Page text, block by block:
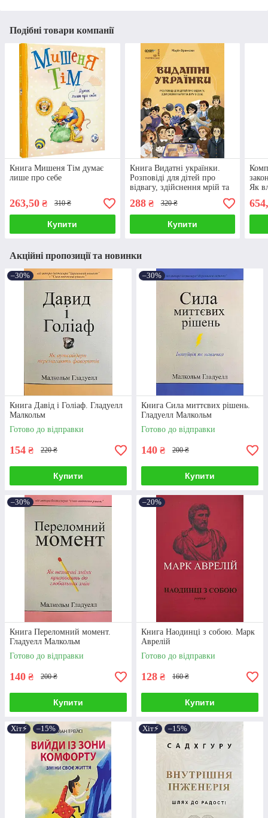
Подібні товари компанії
Книга Мишеня Тім думає
лише про себе
263,50 ₴ 310 ₴
Купити
Книга Видатні українки.
Розповіді для дітей про
відвагу, здійснення мрій та
віру в себе. Марія Франкова
288₴ 320 ₴
Купити
Як
Акційні пропозиції та новинки
–30%
Книга Давід і Голіаф. Гладуелл
Малкольм
Готово до відправки
154 ₴ 220 ₴
Купити
–30%
Книга Сила миттєвих рішень.
Гладуелл Малкольм
Готово до відправки
140 ₴ 200 ₴
Купити
–30%
Книга Переломний момент.
Гладуелл Малкольм
Готово до відправки
140 ₴ 200 ₴
Купити
–20%
Книга Наодинці з собою. Марк
Аврелій
Готово до відправки
128 ₴ 160 ₴
Купити
Хіт⚡️ –15% Хіт⚡️ –15%